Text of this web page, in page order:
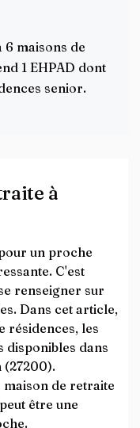
maisons de
1 EHPAD dont
senior.
à
un proche
C'est
renseigner sur
Dans cet article,
résidences, les
disponibles dans
(27200).
de retraite
être une